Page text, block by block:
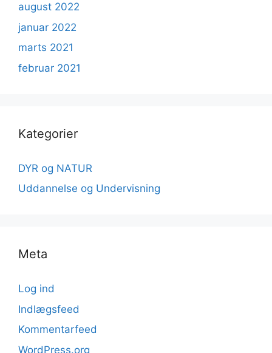
august 2022
januar 2022
marts 2021
februar 2021
Kategorier
DYR og NATUR
Uddannelse og Undervisning
Meta
Log ind
Indlægsfeed
Kommentarfeed
WordPress.org